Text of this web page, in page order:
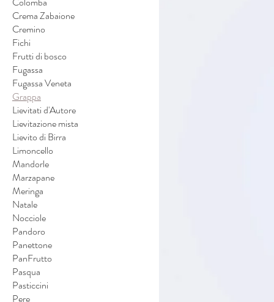
Crema Zabaione
Cremino
Fichi
Frutti di bosco
Fugassa
Fugassa Veneta
Grappa
Lievitati d'Autore
Lievitazione mista
Lievito di Birra
Limoncello
Mandorle
Marzapane
Meringa
Natale
Nocciole
Pandoro
Panettone
PanFrutto
Pasqua
Pasticcini
Pere